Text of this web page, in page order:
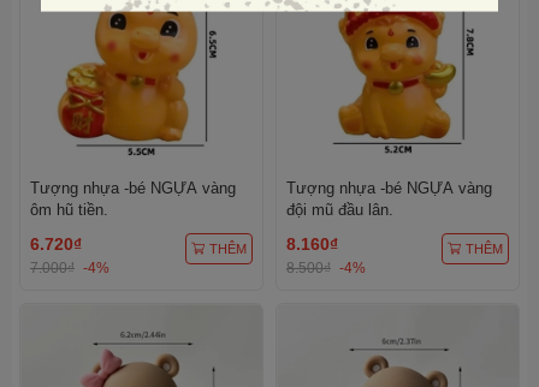
Tượng nhựa -bé NGỰA vàng
ôm hũ tiền.
6.720₫
7.000₫ -4%
THÊM
Tượng nhựa -bé NGỰA vàng
đội mũ đầu lân.
8.160₫
8.500₫ -4%
THÊM